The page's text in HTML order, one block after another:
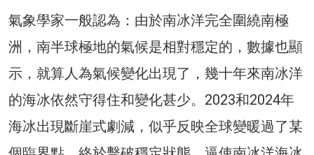
氣象學家一般認為：由於南冰洋完全圍繞南極
洲，南半球極地的氣候是相對穩定的，數據也顯
示，就算人為氣候變化出現了，幾十年來南冰洋
的海冰依然守得住和變化甚少。2023和2024年
海冰出現斷崖式劇減，似乎反映全球變暖過了某